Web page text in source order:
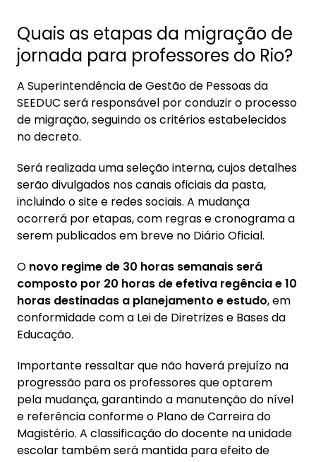
Quais as etapas da migração de
jornada para professores do Rio?
A Superintendência de Gestão de Pessoas da
SEEDUC será responsável por conduzir o processo
de migração, seguindo os critérios estabelecidos
no decreto.
Será realizada uma seleção interna, cujos detalhes
serão divulgados nos canais oficiais da pasta,
incluindo o site e redes sociais. A mudança
ocorrerá por etapas, com regras e cronograma a
serem publicados em breve no Diário Oficial.
O novo regime de 30 horas semanais será
composto por 20 horas de efetiva regência e 10
horas destinadas a planejamento e estudo, em
conformidade com a Lei de Diretrizes e Bases da
Educação.
Importante ressaltar que não haverá prejuízo na
progressão para os professores que optarem
pela mudança, garantindo a manutenção do nível
e referência conforme o Plano de Carreira do
Magistério. A classificação do docente na unidade
escolar também será mantida para efeito de